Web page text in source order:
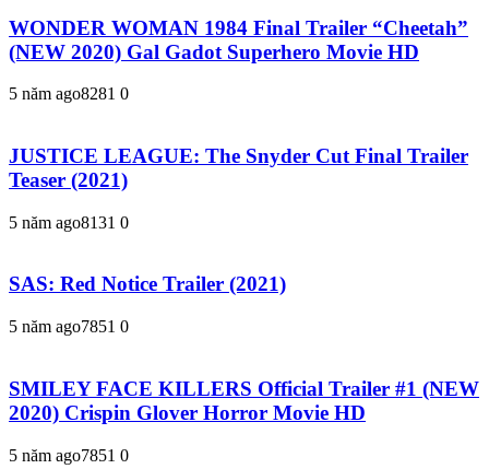
WONDER WOMAN 1984 Final Trailer “Cheetah”
(NEW 2020) Gal Gadot Superhero Movie HD
5 năm ago8281 0
JUSTICE LEAGUE: The Snyder Cut Final Trailer
Teaser (2021)
5 năm ago8131 0
SAS: Red Notice Trailer (2021)
5 năm ago7851 0
SMILEY FACE KILLERS Official Trailer #1 (NEW
2020) Crispin Glover Horror Movie HD
5 năm ago7851 0